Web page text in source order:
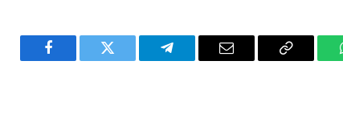
Facebook Twitter Telegram Email
Copy